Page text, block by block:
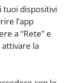
tuoi dispositivi
l’app
a “Rete” e
la